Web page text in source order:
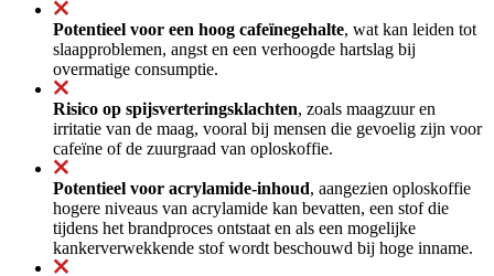
Potentieel voor een hoog cafeïnegehalte, wat kan leiden tot
slaapproblemen, angst en een verhoogde hartslag bij
overmatige consumptie.
Risico op spijsverteringsklachten, zoals maagzuur en
irritatie van de maag, vooral bij mensen die gevoelig zijn voor
cafeïne of de zuurgraad van oploskoffie.
Potentieel voor acrylamide-inhoud, aangezien oploskoffie
hogere niveaus van acrylamide kan bevatten, een stof die
tijdens het brandproces ontstaat en als een mogelijke
kankerverwekkende stof wordt beschouwd bij hoge inname.